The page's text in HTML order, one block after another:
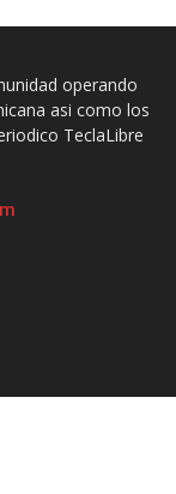
operando
asi como los
TeclaLibre